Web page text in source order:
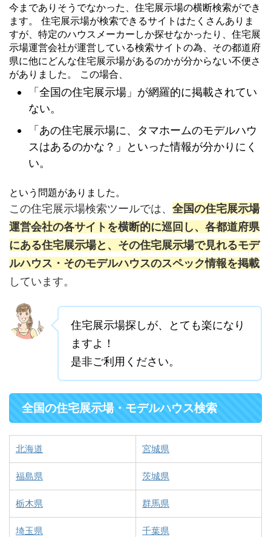
今までありそうでなかった、住宅展示場の横断検索ができ
ます。 住宅展示場が検索できるサイトはたくさんありま
すが、特定のハウスメーカーしか探せなかったり、住宅展
示場運営会社が運営している検索サイトの為、その都道府
県に他にどんな住宅展示場があるのかが分からない不便さ
がありました。 この場合、
「全国の住宅展示場」が網羅的に掲載されてい
ない。
「あの住宅展示場に、タマホームのモデルハウ
スはあるのかな？」といった情報が分かりにく
い。
という問題がありました。
この住宅展示場検索ツールでは、 全国の住宅展示場
運営会社の各サイトを横断的に巡回し、各都道府県
にある住宅展示場と、その住宅展示場で見れるモデ
ルハウス・そのモデルハウスのスペック情報を掲載
しています。
住宅展示場探しが、とても楽になり
ますよ！
是非ご利用ください。
全国の住宅展示場・モデルハウス検索
北海道 宮城県
福島県 茨城県
栃木県 群馬県
埼玉県 千葉県